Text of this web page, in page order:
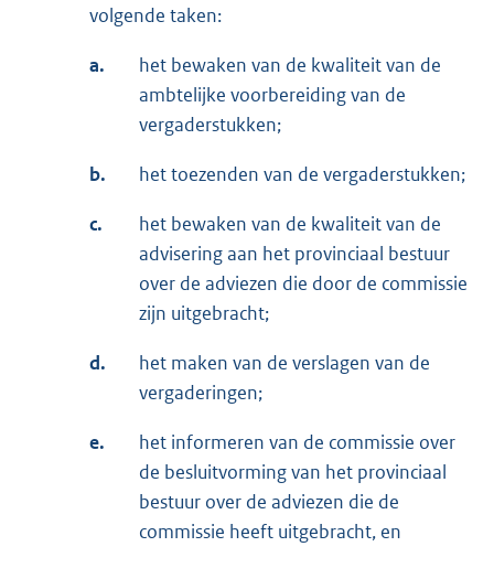
volgende taken:
a.
het bewaken van de kwaliteit van de
ambtelijke voorbereiding van de
vergaderstukken;
b. het toezenden van de vergaderstukken;
c.
het bewaken van de kwaliteit van de
advisering aan het provinciaal bestuur
over de adviezen die door de commissie
zijn uitgebracht;
d.
het maken van de verslagen van de
vergaderingen;
e.
het informeren van de commissie over
de besluitvorming van het provinciaal
bestuur over de adviezen die de
commissie heeft uitgebracht, en